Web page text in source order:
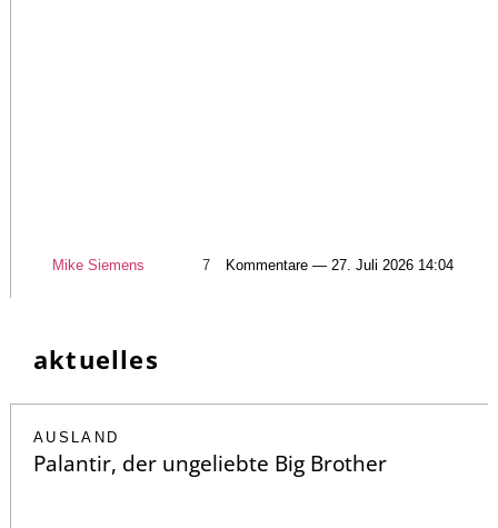
Mike Siemens 7 Kommentare — 27. Juli 2026 14:04
aktuelles
AUSLAND
Palantir, der ungeliebte Big Brother